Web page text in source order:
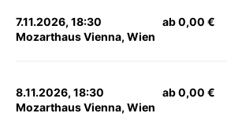
7.11.2026, 18:30
Mozarthaus Vienna, Wien
ab 0,00 €
8.11.2026, 18:30
Mozarthaus Vienna, Wien
ab 0,00 €